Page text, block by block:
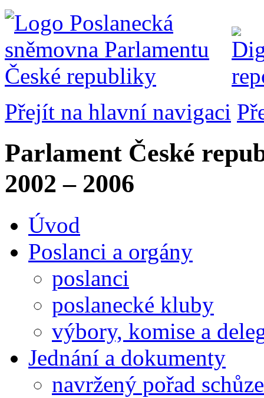
Přejít na hlavní navigaci
Parlament České
2002 – 2006
Úvod
Poslanci a orgány
poslanci
poslanecké kluby
výbory, komise a
Jednání a dokumenty
navržený pořad schůze